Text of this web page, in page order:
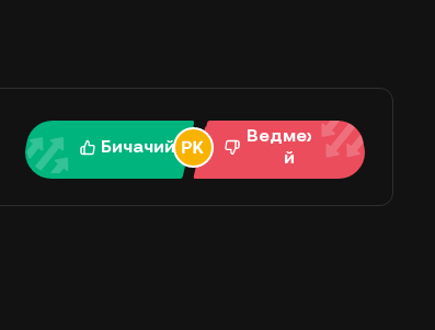
Бичачий
Ведмежи
й